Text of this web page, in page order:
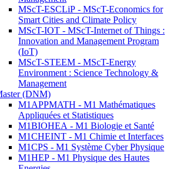
MScT-ESCLiP - MScT-Economics for
Smart Cities and Climate Policy
MScT-IOT - MScT-Internet of Things :
Innovation and Management Program
(IoT)
MScT-STEEM - MScT-Energy
Environment : Science Technology &
Management
(DNM)
M1APPMATH - M1 Mathématiques
Appliquées et Statistiques
M1BIOHEA - M1 Biologie et Santé
M1CHEINT - M1 Chimie et Interfaces
M1CPS - M1 Système Cyber Physique
M1HEP - M1 Physique des Hautes